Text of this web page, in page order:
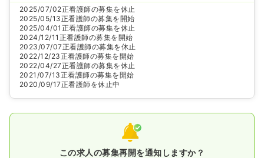
2025/07/02正看護師の募集を休止
2025/05/13正看護師の募集を開始
2025/04/01 正看護師の募集を休止
2024/12/11 正看護師の募集を開始
2023/07/07正看護師の募集を休止
2022/12/23正看護師の募集を開始
2022/04/27正看護師の募集を休止
2021/07/13正看護師の募集を開始
2020/09/17正看護師を休止中
この求人の募集再開を通知しますか？